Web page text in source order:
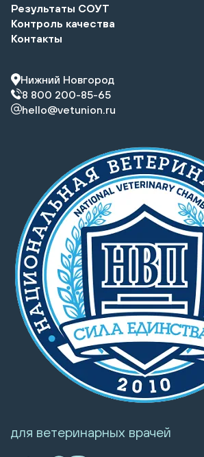
Результаты СОУТ
Контроль качества
Контакты
Нижний Новгород
8 800 200-85-65
hello@vetunion.ru
для ветеринарных врачей